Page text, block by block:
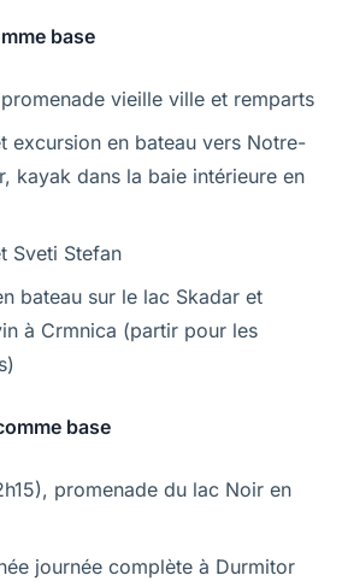
base
vieille ville et remparts
excursion en bateau vers Notre-
kayak dans la baie intérieure en
Sveti Stefan
bateau sur le lac Skadar et
à Crmnica (partir pour les
base
promenade du lac Noir en
journée complète à Durmitor